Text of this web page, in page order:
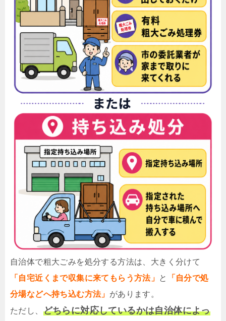
自治体で粗大ごみを処分する方法は、大きく分けて
「自宅近くまで収集に来てもらう方法」 と
「自分で処
分場などへ持ち込む方法」 があります。
ただし、 どちらに対応しているかは自治体によっ